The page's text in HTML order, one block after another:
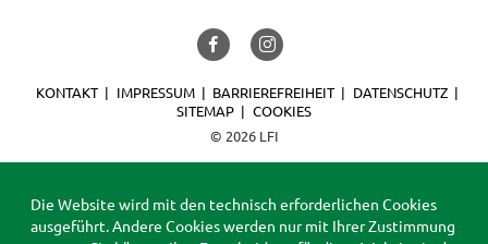
© 2026 LFI
KONTAKT IMPRESSUM BARRIEREFREIHEIT
DATENSCHUTZ
SITEMAP
COOKIES
Die Website wird mit den technisch erforderlichen Cookies
ausgeführt. Andere Cookies werden nur mit Ihrer Zustimmung